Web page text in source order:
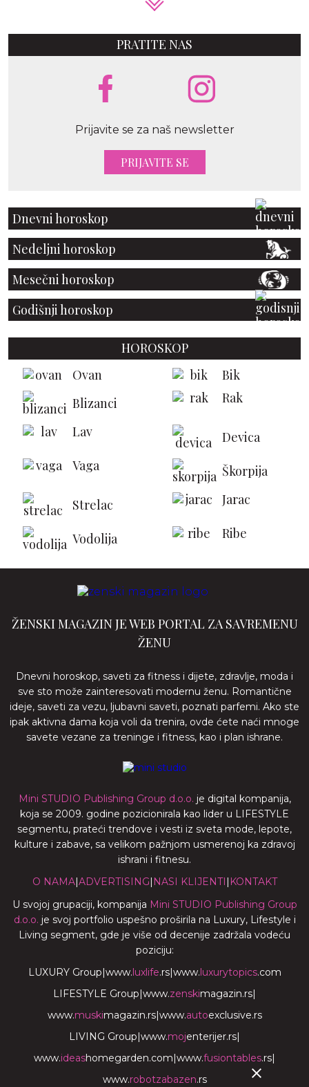
PRATITE NAS
Prijavite se za naš newsletter
PRIJAVITE SE
Dnevni horoskop
Nedeljni horoskop
Mesečni horoskop
Godišnji horoskop
HOROSKOP
Ovan
Bik
Blizanci
Rak
Lav
Devica
Vaga
Škorpija
Strelac Jarac
Vodolija Ribe
ŽENSKI MAGAZIN JE WEB PORTAL ZA SAVREMENU
ŽENU
Dnevni horoskop, saveti za fitness i dijete, zdravlje, moda i
sve sto može zainteresovati modernu ženu. Romantične
ideje, saveti za vezu, ljubavni saveti, poznati parfemi. Ako ste
ipak aktivna dama koja voli da trenira, ovde ćete naći mnoge
savete vezane za treninge i fitness, kao i plan ishrane.
Mini STUDIO Publishing Group d.o.o. je digital kompanija,
koja se 2009. godine pozicionirala kao lider u LIFESTYLE
segmentu, prateći trendove i vesti iz sveta mode, lepote,
kulture i zabave, sa velikom pažnjom usmerenoj ka zdravoj
ishrani i fitnesu.
O NAMA|ADVERTISING| NASI KLIJENTI | KONTAKT
U svojoj grupaciji, kompanija Mini STUDIO Publishing Group
d.o.o. je svoj portfolio uspešno proširila na Luxury, Lifestyle i
Living segment, gde je više od decenije zadržala vodeću
poziciju:
LUXURY Group|www.luxlife.rs|www.luxurytopics.com
LIFESTYLE Group|www.zenskimagazin.rs|
www.muskimagazin.rs|www.autoexclusive.rs
LIVING Group|www.mojenterijer.rs|
www.ideashomegarden.com|www.fusiontables.rs|
www.robotzabazen.rs